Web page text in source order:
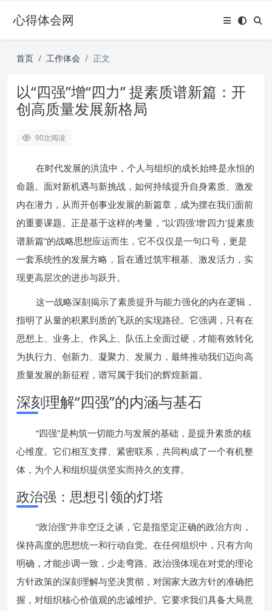
心得体会网
首页 工作体会 正文
以“四强”增“四力” 提素质谱新篇：开
创高质量发展新格局
90次阅读
在时代发展的洪流中，个人与组织的成长始终是永恒的
命题。面对新机遇与新挑战，如何持续提升自身素质、激发
内在潜力，从而开创事业发展的新篇章，成为摆在我们面前
的重要课题。正是基于这样的考量，“以‘四强’增‘四力’提素质
谱新篇”的战略思想应运而生，它不仅仅是一句口号，更是
一套系统性的发展方略，旨在通过筑牢根基、激发活力，实
现更高层次的进步与跃升。
这一战略深刻揭示了素质提升与能力强化的内在逻辑，
指明了从量的积累到质的飞跃的实现路径。它强调，只有在
思想上、业务上、作风上、队伍上全面过硬，才能有效转化
为执行力、创新力、凝聚力、发展力，最终推动我们迈向高
质量发展的新征程，谱写属于我们的辉煌新篇。
深刻理解“四强”的内涵与基石
“四强”是构筑一切能力与发展的基础，是提升素质的核
心维度。它们相互支撑、紧密联系，共同构成了一个有机整
体，为个人和组织提供坚实而持久的支撑。
政治强：思想引领的灯塔
“政治强”并非空泛之谈，它是指坚定正确的政治方向，
保持高度的思想统一和行动自觉。在任何组织中，只有方向
明确，才能步调一致，少走弯路。政治强体现在对党的理论
方针政策的深刻理解与坚决贯彻，对国家大政方针的准确把
握，对组织核心价值观的忠诚维护。它要求我们具备大局意